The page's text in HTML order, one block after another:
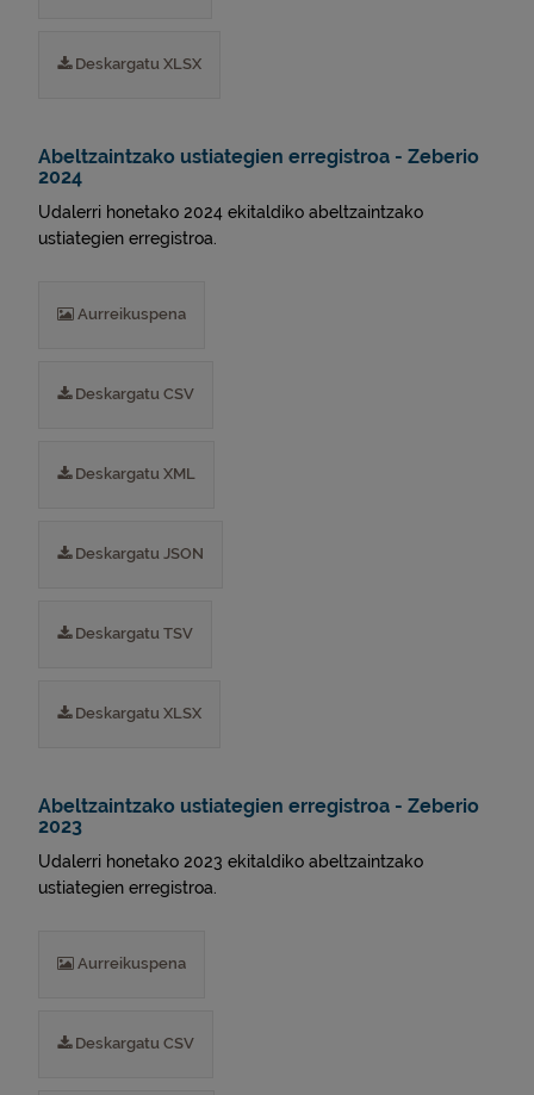
Deskargatu XLSX
Abeltzaintzako ustiategien erregistroa - Zeberio
2024
Udalerri honetako 2024 ekitaldiko abeltzaintzako
ustiategien erregistroa.
Aurreikuspena
Deskargatu CSV
Deskargatu XML
Deskargatu JSON
Deskargatu TSV
Deskargatu XLSX
Abeltzaintzako ustiategien erregistroa - Zeberio
2023
Udalerri honetako 2023 ekitaldiko abeltzaintzako
ustiategien erregistroa.
Aurreikuspena
Deskargatu CSV